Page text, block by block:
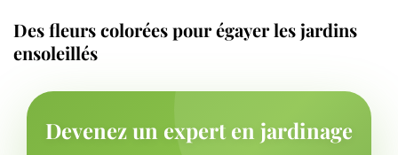
Des fleurs colorées pour égayer les jardins
ensoleillés
Devenez un expert en jardinage